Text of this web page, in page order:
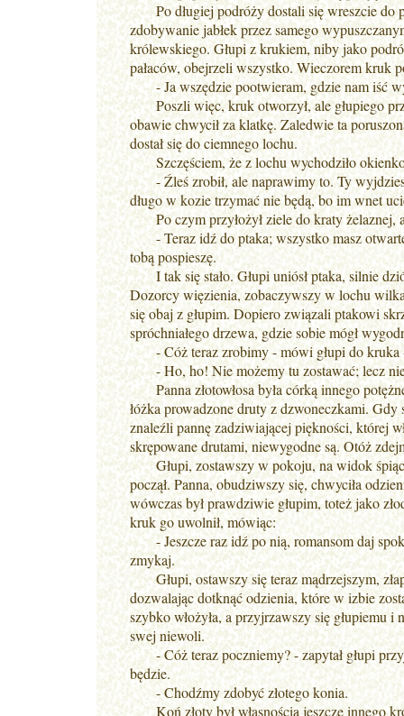
Po długiej podróży dostali się wreszcie do
zdobywanie jabłek przez samego
królewskiego. Głupi z krukiem, niby jako
pałaców, obejrzeli wszystko. Wieczorem kruk
- Ja wszędzie pootwieram, gdzie nam iść
Poszli więc, kruk otworzył, ale głupiego
obawie chwycił za klatkę. Zaledwie ta
dostał się do ciemnego lochu.
Szczęściem, że z lochu wychodziło
- Źleś zrobił, ale naprawimy to. Ty
długo w kozie trzymać nie będą, bo im wnet
Po czym przyłożył ziele do kraty żelaznej, a
- Teraz idź do ptaka; wszystko masz
tobą pospieszę.
I tak się stało. Głupi uniósł ptaka, silnie
Dozorcy więzienia, zobaczywszy w lochu
się obaj z głupim. Dopiero związali ptakowi
spróchniałego drzewa, gdzie sobie mógł
- Cóż teraz zrobimy - mówi głupi do kruka -
- Ho, ho! Nie możemy tu zostawać; lecz nie
Panna złotowłosa była córką innego
łóżka prowadzone druty z dzwoneczkami.
znaleźli pannę zadziwiającej piękności, której
skrępowane drutami, niewygodne są. Otóż
Głupi, zostawszy w pokoju, na widok śpiącej
począł. Panna, obudziwszy się, chwyciła
wówczas był prawdziwie głupim, toteż jako
kruk go uwolnił, mówiąc:
- Jeszcze raz idź po nią, romansom daj
zmykaj.
Głupi, ostawszy się teraz mądrzejszym,
dozwalając dotknąć odzienia, które w izbie
szybko włożyła, a przyjrzawszy się głupiemu
swej niewoli.
- Cóż teraz poczniemy? - zapytał głupi
będzie.
- Chodźmy zdobyć złotego konia.
Koń złoty był własnością jeszcze innego